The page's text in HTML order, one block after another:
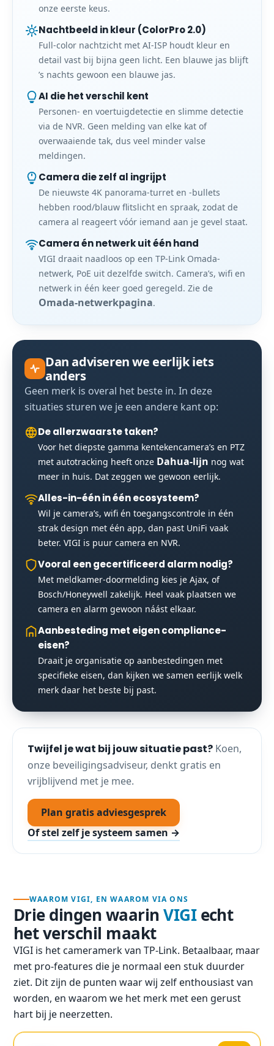
onze eerste keus.
Nachtbeeld in kleur (ColorPro 2.0)
Full-color nachtzicht met AI-ISP houdt kleur en
detail vast bij bijna geen licht. Een blauwe jas blijft
’s nachts gewoon een blauwe jas.
AI die het verschil kent
Personen- en voertuigdetectie en slimme detectie
via de NVR. Geen melding van elke kat of
overwaaiende tak, dus veel minder valse
meldingen.
Camera die zelf al ingrijpt
De nieuwste 4K panorama-turret en -bullets
hebben rood/blauw flitslicht en spraak, zodat de
camera al reageert vóór iemand aan je gevel staat.
Camera én netwerk uit één hand
VIGI draait naadloos op een TP-Link Omada-
netwerk, PoE uit dezelfde switch. Camera’s, wifi en
netwerk in één keer goed geregeld. Zie de
Omada-netwerkpagina.
Dan adviseren we eerlijk iets
anders
Geen merk is overal het beste in. In deze
situaties sturen we je een andere kant op:
De allerzwaarste taken?
Voor het diepste gamma kentekencamera’s en PTZ
met autotracking heeft onze Dahua-lijn nog wat
meer in huis. Dat zeggen we gewoon eerlijk.
Alles-in-één in één ecosysteem?
Wil je camera’s, wifi én toegangscontrole in één
strak design met één app, dan past UniFi vaak
beter. VIGI is puur camera en NVR.
Vooral een gecertificeerd alarm nodig?
Met meldkamer-doormelding kies je Ajax, of
Bosch/Honeywell zakelijk. Heel vaak plaatsen we
camera en alarm gewoon náást elkaar.
Aanbesteding met eigen compliance-
eisen?
Draait je organisatie op aanbestedingen met
specifieke eisen, dan kijken we samen eerlijk welk
merk daar het beste bij past.
Twijfel je wat bij jouw situatie past? Koen,
onze beveiligingsadviseur, denkt gratis en
vrijblijvend met je mee.
Plan gratis adviesgesprek
Of stel zelf je systeem samen →
WAAROM VIGI, EN WAAROM VIA ONS
Drie dingen waarinVIGIecht
het verschil maakt
VIGI is het cameramerk van TP-Link. Betaalbaar, maar
met pro-features die je normaal een stuk duurder
ziet. Dit zijn de punten waar wij zelf enthousiast van
worden, en waarom we het merk met een gerust
hart bij je neerzetten.